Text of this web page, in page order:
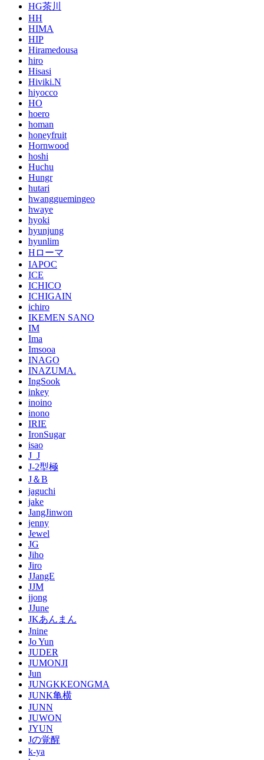
HG茶川
HH
HIMA
HIP
Hiramedousa
hiro
Hisasi
Hiviki.N
hiyocco
HO
hoero
homan
honeyfruit
Hornwood
hoshi
Huchu
Hungr
hutari
hwangguemingeo
hwaye
hyoki
hyunjung
hyunlim
Hローマ
IAPOC
ICE
ICHICO
ICHIGAIN
ichiro
IKEMEN SANO
IM
Ima
Imsooa
INAGO
INAZUMA.
IngSook
inkey
inoino
inono
IRIE
IronSugar
isao
J_J
J-2型極
J＆B
jaguchi
jake
JangJinwon
jenny
Jewel
JG
Jiho
Jiro
JJangE
JJM
jjong
JJune
JKあんまん
Jnine
Jo Yun
JUDER
JUMONJI
Jun
JUNGKKEONGMA
JUNK亀横
JUNN
JUWON
JYUN
Jの覚醒
k-ya